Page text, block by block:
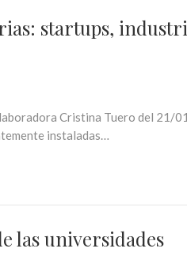
startups,
Cristina Tuero del 21/
instaladas…
las universidades